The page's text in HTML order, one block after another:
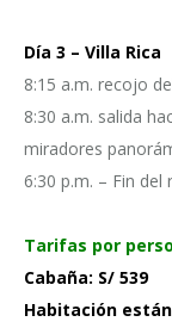
Día 3 – Villa Rica
8:15 a.m. recojo
8:30 a.m. salida
miradores
6:30 p.m. – Fin del
Tarifas por
Cabaña: S/ 539
Habitación